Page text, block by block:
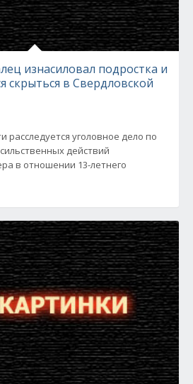
изнасиловал подростка и
скрыться в Свердловской
расследуется уголовное дело по
действий
в отношении 13-летнего